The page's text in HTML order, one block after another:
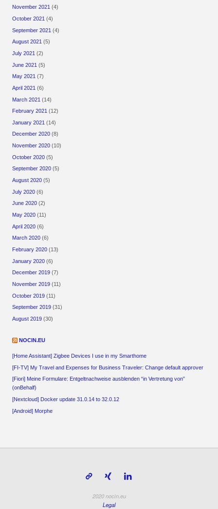
November 2021 (4)
October 2021 (4)
September 2021 (4)
August 2021 (5)
July 2021 (2)
June 2021 (5)
May 2021 (7)
April 2021 (6)
March 2021 (14)
February 2021 (12)
January 2021 (14)
December 2020 (8)
November 2020 (10)
October 2020 (5)
September 2020 (5)
August 2020 (5)
July 2020 (6)
June 2020 (2)
May 2020 (11)
April 2020 (6)
March 2020 (6)
February 2020 (13)
January 2020 (6)
December 2019 (7)
November 2019 (11)
October 2019 (11)
September 2019 (31)
August 2019 (30)
NOCIN.EU
[Home Assistant] Zigbee Devices I use in my Smarthome
[FI-TV] My Travel and Expenses for Business Traveler: Change default approver
[Fiori] Meine Formulare: Entgeltnachweise ausblenden “in Vertretung von”
(onBehalf)
[Nextcloud] Docker update 31.0.14 to 32.0.12
[Android] Morphe
2020 nocin.eu
Legal